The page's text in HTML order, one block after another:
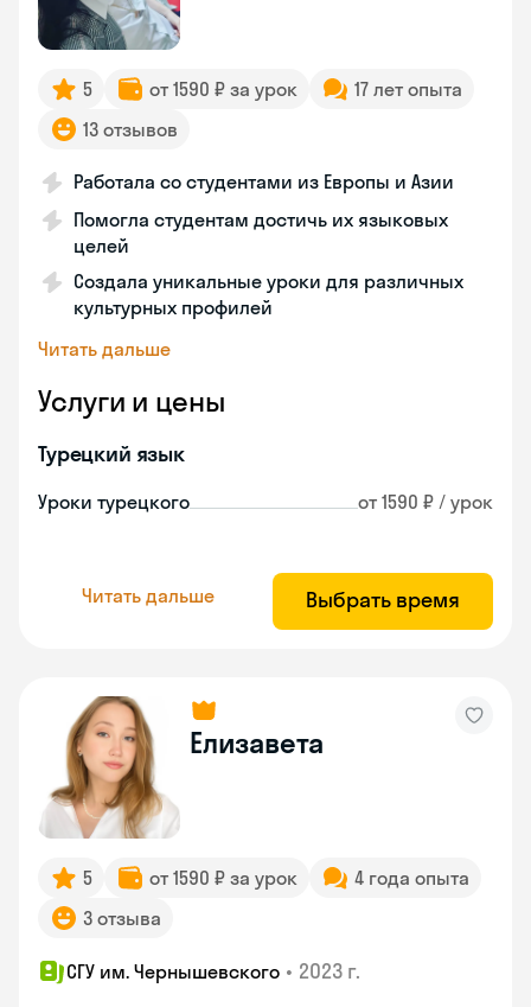
5 от 1590 ₽ за урок
17 лет опыта
13 отзывов
Работала со студентами из Европы и Азии
Помогла студентам достичь их языковых
целей
Создала уникальные уроки для различных
культурных профилей
Читать дальше
Услуги и цены
Турецкий язык
Уроки турецкого от 1590 ₽ / урок
Читать дальше Выбрать время
Елизавета
5 от 1590 ₽ за урок
4 года опыта
3 отзыва
СГУ им. Чернышевского • 2023 г.